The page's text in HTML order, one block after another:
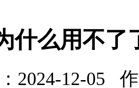
什么用不了
2024-12-05